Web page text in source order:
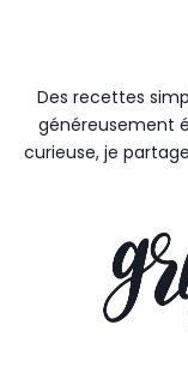
Des recettes
généreusement
curieuse, je